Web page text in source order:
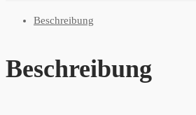
Beschreibung
Beschreibung